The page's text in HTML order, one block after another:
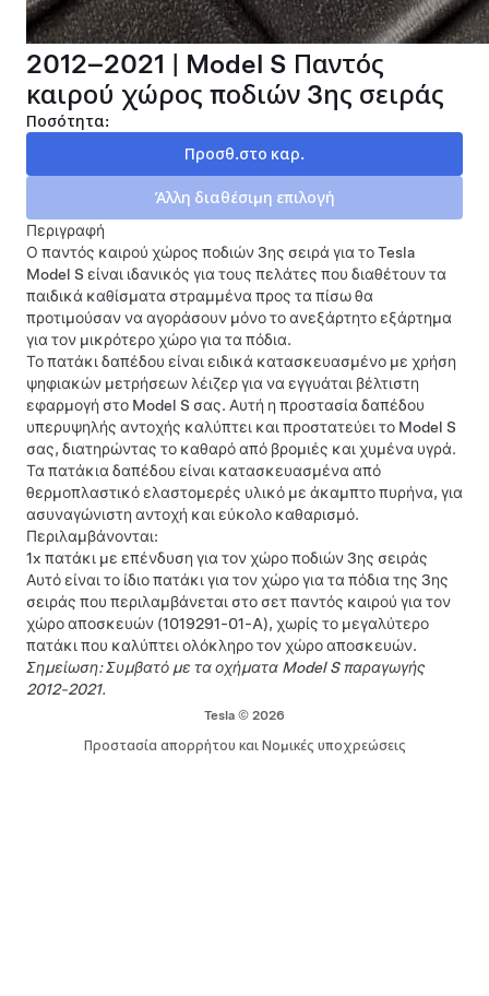
2012–2021 | Model S Παντός
καιρού χώρος ποδιών 3ης σειράς
Ποσότητα:
Περιγραφή
Ο παντός καιρού χώρος ποδιών 3ης σειρά για το Tesla
Model S είναι ιδανικός για τους πελάτες που διαθέτουν τα
παιδικά καθίσματα στραμμένα προς τα πίσω θα
προτιμούσαν να αγοράσουν μόνο το ανεξάρτητο εξάρτημα
για τον μικρότερο χώρο για τα πόδια.
Το πατάκι δαπέδου είναι ειδικά κατασκευασμένο με χρήση
ψηφιακών μετρήσεων λέιζερ για να εγγυάται βέλτιστη
εφαρμογή στο Model S σας. Αυτή η προστασία δαπέδου
υπερυψηλής αντοχής καλύπτει και προστατεύει το Model S
σας, διατηρώντας το καθαρό από βρομιές και χυμένα υγρά.
Τα πατάκια δαπέδου είναι κατασκευασμένα από
θερμοπλαστικό ελαστομερές υλικό με άκαμπτο πυρήνα, για
ασυναγώνιστη αντοχή και εύκολο καθαρισμό.
Περιλαμβάνονται:
1x πατάκι με επένδυση για τον χώρο ποδιών 3ης σειράς
Αυτό είναι το ίδιο πατάκι για τον χώρο για τα πόδια της 3ης
σειράς που περιλαμβάνεται στο σετ παντός καιρού για τον
χώρο αποσκευών (1019291-01-A), χωρίς το μεγαλύτερο
πατάκι που καλύπτει ολόκληρο τον χώρο αποσκευών.
Σημείωση: Συμβατό με τα οχήματα Model S παραγωγής
2012-2021.
Tesla © 2026
Προστασία απορρήτου και Νομικές υποχρεώσεις